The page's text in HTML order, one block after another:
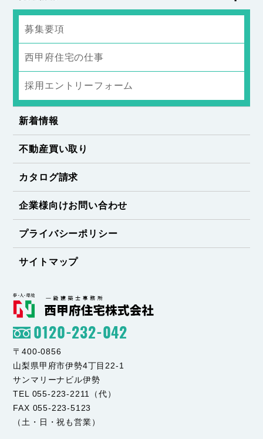
募集要項
西甲府住宅の仕事
採用エントリーフォーム
新着情報
不動産買い取り
カタログ請求
企業様向けお問い合わせ
プライバシーポリシー
サイトマップ
0120-232-042
〒400-0856
山梨県甲府市伊勢4丁目22-1
サンマリーナビル伊勢
TEL 055-223-2211（代）
FAX 055-223-5123
（土・日・祝も営業）